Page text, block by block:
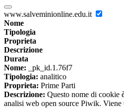
www.salveminionline.edu.it
Nome
Tipologia
Proprieta
Descrizione
Durata
Nome: _pk_id.1.76f7
Tipologia: analitico
Proprieta: Prime Parti
Descrizione: Questo nome di cookie
analisi web open source Piwik. Viene